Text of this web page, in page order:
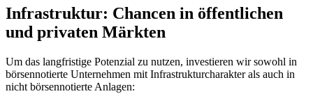
Infra­struktur: Chancen in öffent­li­chen
und privaten Märkten
Um das langfri­stige Poten­zial zu nutzen, investieren wir sowohl in
börsen­no­tierte Unter­nehmen mit Infra­struk­tur­cha­rakter als auch in
nicht börsen­no­tierte Anlagen: